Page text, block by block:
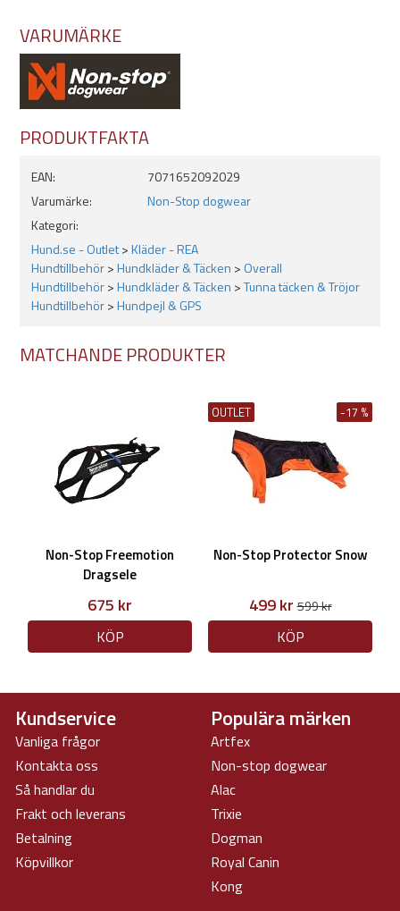
Skötselråd:
Max 30°C maskintvätt
Ej torktumling
VARUMÄRKE
PRODUKTFAKTA
EAN:
7071652092029
Varumärke:
Non-Stop dogwear
Kategori:
Hund.se - Outlet>Kläder - REA
Hundtillbehör>Hundkläder & Täcken > Overall
Hundtillbehör>Hundkläder & Täcken >Tunna täcken & Tröjor
Hundtillbehör>Hundpejl & GPS
MATCHANDE PRODUKTER
Non-Stop Freemotion
Dragsele
675 kr
KÖP
OUTLET -17 %
Non-Stop Protector Snow
499 kr599 kr
KÖP
Kundservice
Vanliga frågor
Kontakta oss
Så handlar du
Frakt och leverans
Betalning
Köpvillkor
Populära märken
Artfex
Non-stop dogwear
Alac
Trixie
Dogman
Royal Canin
Kong